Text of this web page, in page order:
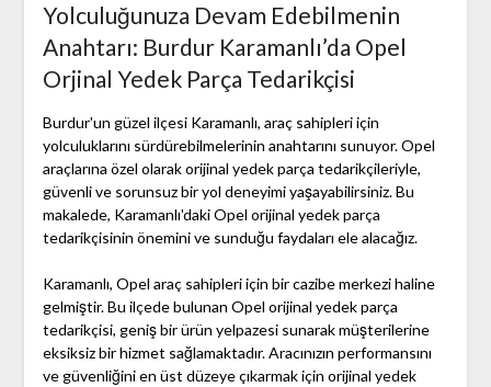
Yolculuğunuza Devam Edebilmenin
Anahtarı: Burdur Karamanlı’da Opel
Orjinal Yedek Parça Tedarikçisi
Burdur'un güzel ilçesi Karamanlı, araç sahipleri için
yolculuklarını sürdürebilmelerinin anahtarını sunuyor. Opel
araçlarına özel olarak orijinal yedek parça tedarikçileriyle,
güvenli ve sorunsuz bir yol deneyimi yaşayabilirsiniz. Bu
makalede, Karamanlı'daki Opel orijinal yedek parça
tedarikçisinin önemini ve sunduğu faydaları ele alacağız.
Karamanlı, Opel araç sahipleri için bir cazibe merkezi haline
gelmiştir. Bu ilçede bulunan Opel orijinal yedek parça
tedarikçisi, geniş bir ürün yelpazesi sunarak müşterilerine
eksiksiz bir hizmet sağlamaktadır. Aracınızın performansını
ve güvenliğini en üst düzeye çıkarmak için orijinal yedek